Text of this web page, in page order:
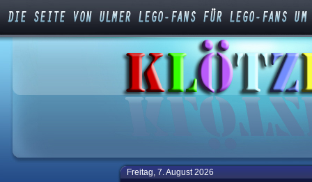
Freitag, 7. August 2026